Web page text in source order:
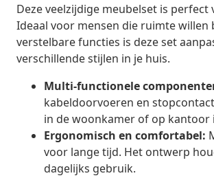
Deze veelzijdige meubelset is
Ideaal voor mensen die ruimte
verstelbare functies is deze set
verschillende stijlen in je huis.
Multi-functionele
kabeldoorvoeren en
in de woonkamer of op
Ergonomisch en comfortabel:
voor lange tijd. Het ontwerp
dagelijks gebruik.